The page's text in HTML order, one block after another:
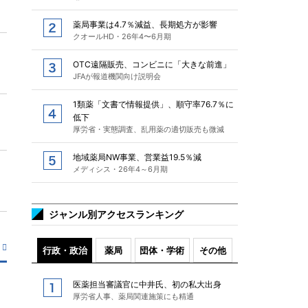
薬局事業は4.7％減益、長期処方が影響
クオールHD・26年4〜6月期
OTC遠隔販売、コンビニに「大きな前進」
JFAが報道機関向け説明会
1類薬「文書で情報提供」、順守率76.7％に
低下
厚労省・実態調査、乱用薬の適切販売も微減
地域薬局NW事業、営業益19.5％減
メディシス・26年4～6月期
ジャンル別アクセスランキング
行政・政治 薬局 団体・学術 その他
医薬担当審議官に中井氏、初の私大出身
厚労省人事、薬局関連施策にも精通